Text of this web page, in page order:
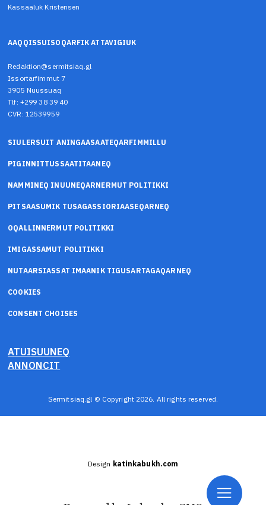
Kassaaluk Kristensen
AAQQISSUISOQARFIK ATTAVIGIUK
Redaktion@sermitsiaq.gl
Issortarfimmut 7
3905 Nuussuaq
Tlf: +299 38 39 40
CVR: 12539959
SIULERSUIT ANINGAASAATEQARFIMMILLU
PIGINNITTUSSAATITAANEQ
NAMMINEQ INUUNEQARNERMUT POLITIKKI
PITSAASUMIK TUSAGASSIORIAASEQARNEQ
OQALLINNERMUT POLITIKKI
IMIGASSAMUT POLITIKKI
NUTAARSIASSAT IMAANIK TIGUSARTAGAQARNEQ
COOKIES
CONSENT CHOISES
ATUISUUNEQ
ANNONCIT
Sermitsiaq.gl © Copyright 2026. All rights reserved.
Design katinkabukh.com